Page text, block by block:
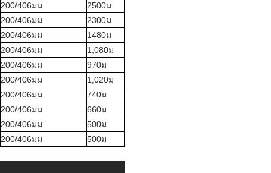
200/406มม
2500ม
200/406มม
2300ม
200/406มม
1480ม
200/406มม
1,080ม
200/406มม
970ม
200/406มม
1,020ม
200/406มม
740ม
200/406มม
660ม
200/406มม
500ม
200/406มม
500ม